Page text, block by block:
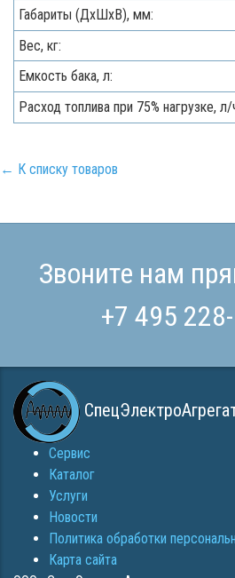
Габариты (ДхШхВ), мм:
Вес, кг:
Емкость бака, л:
Расход топлива при 75% нагрузке, л/
← К списку товаров
Звоните нам
+7 495
Сервис
Каталог
Услуги
Новости
Политика обработки
Карта сайта